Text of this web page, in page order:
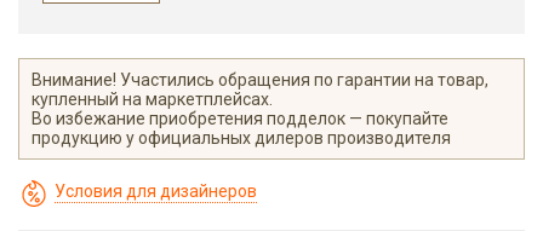
Внимание! Участились обращения по гарантии на товар,
купленный на маркетплейсах.
Во избежание приобретения подделок — покупайте
продукцию у официальных дилеров производителя
Условия для дизайнеров